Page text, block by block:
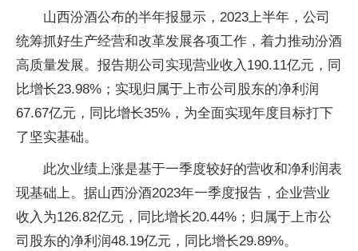
山西汾酒公布的半年报显示，2023上半年，公司
统筹抓好生产经营和改革发展各项工作，着力推动汾酒
高质量发展。报告期公司实现营业收入190.11亿元，同
比增长23.98%；实现归属于上市公司股东的净利润
67.67亿元，同比增长35%，为全面实现年度目标打下
了坚实基础。
此次业绩上涨是基于一季度较好的营收和净利润表
现基础上。据山西汾酒2023年一季度报告，企业营业
收入为126.82亿元，同比增长20.44%；归属于上市公
司股东的净利润48.19亿元，同比增长29.89%。